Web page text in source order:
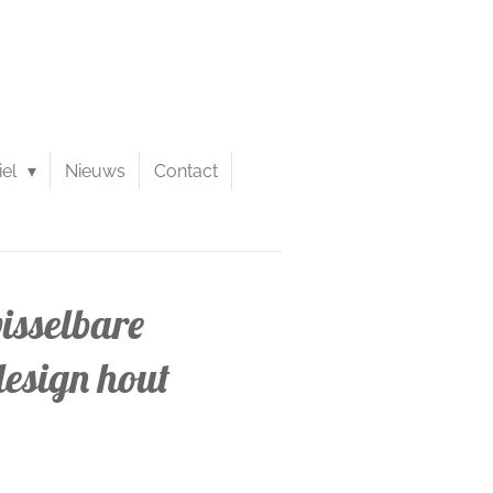
Nieuws Contact
hout